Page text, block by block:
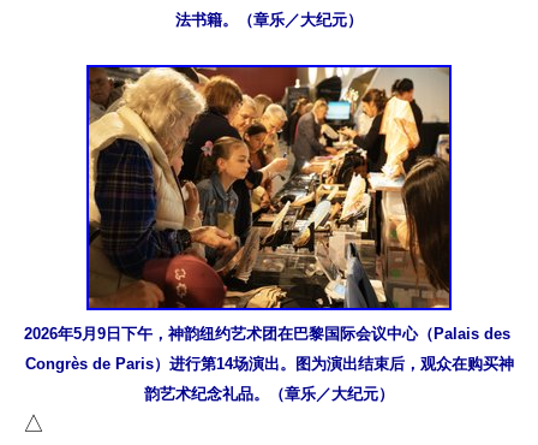
法书籍。（章乐／大纪元）
2026年5月9日下午，神韵纽约艺术团在巴黎国际会议中心（Palais des
Congrès de Paris）进行第14场演出。图为演出结束后，观众在购买神
韵艺术纪念礼品。（章乐／大纪元）